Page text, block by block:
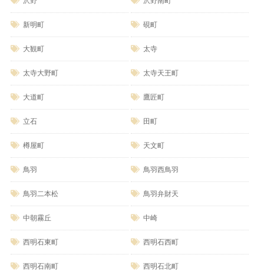
新明町 硯町
大観町 太寺
太寺大野町 太寺天王町
大道町 鷹匠町
立石 田町
樽屋町 天文町
鳥羽 鳥羽西鳥羽
鳥羽二本松 鳥羽弁財天
中朝霧丘 中崎
西明石東町 西明石西町
西明石南町 西明石北町